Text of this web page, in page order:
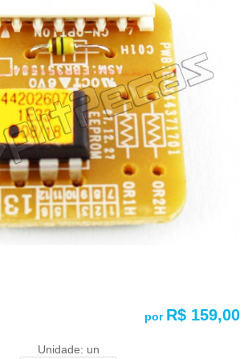
por R$ 159,00
Unidade: un